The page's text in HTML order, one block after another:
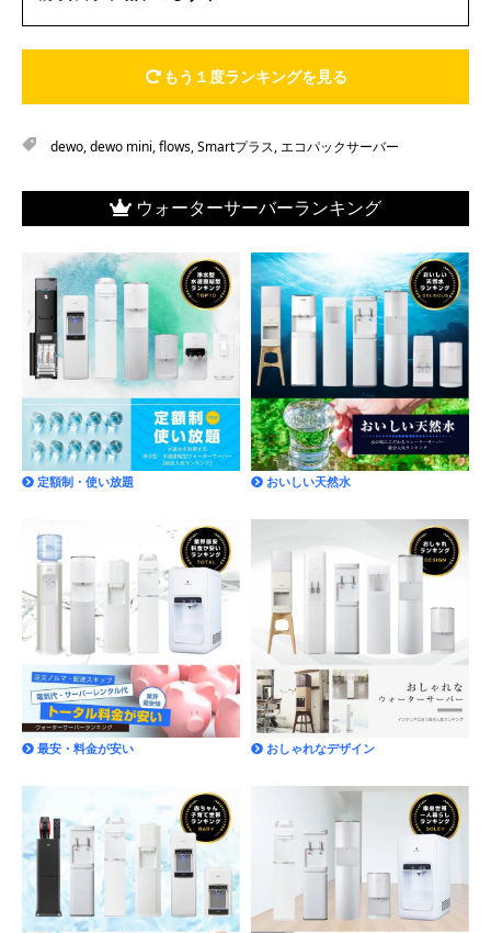
もう１度ランキングを見る
dewo,dewo mini,flows,Smartプラス,エコパックサーバー
ウォーターサーバーランキング
定額制・使い放題 おいしい天然水
最安・料金が安い おしゃれなデザイン